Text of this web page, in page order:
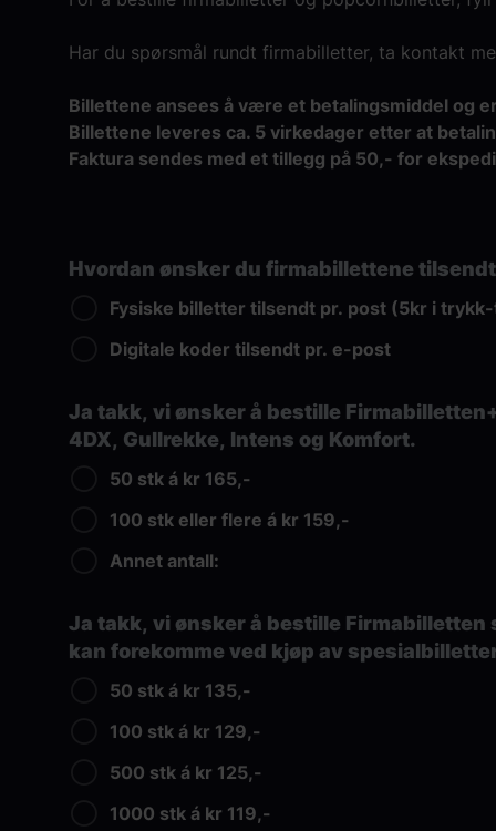
Har du spørsmål rundt firmabilletter, ta kontakt
Billettene ansees å være et betalingsmiddel og
Billettene leveres ca. 5 virkedager etter at
Faktura sendes med et tillegg på 50,- for
Hvordan ønsker du firmabillettene
Fysiske billetter tilsendt pr. post (5kr i
Digitale koder tilsendt pr. e-post
Ja takk, vi ønsker å bestille
4DX, Gullrekke, Intens og Komfort.
50 stk á kr 165,-
100 stk eller flere á kr 159,-
Annet antall:
Ja takk, vi ønsker å bestille
kan forekomme ved kjøp av spesialbilletter
50 stk á kr 135,-
100 stk á kr 129,-
500 stk á kr 125,-
1000 stk á kr 119,-